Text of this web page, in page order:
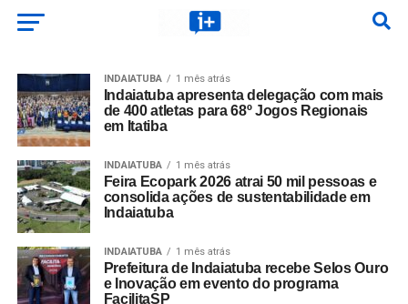
INDAIATUBA 1 mês atrás
Indaiatuba apresenta delegação com mais
de 400 atletas para 68º Jogos Regionais
em Itatiba
INDAIATUBA 1 mês atrás
Feira Ecopark 2026 atrai 50 mil pessoas e
consolida ações de sustentabilidade em
Indaiatuba
INDAIATUBA 1 mês atrás
Prefeitura de Indaiatuba recebe Selos Ouro
e Inovação em evento do programa
FacilitaSP